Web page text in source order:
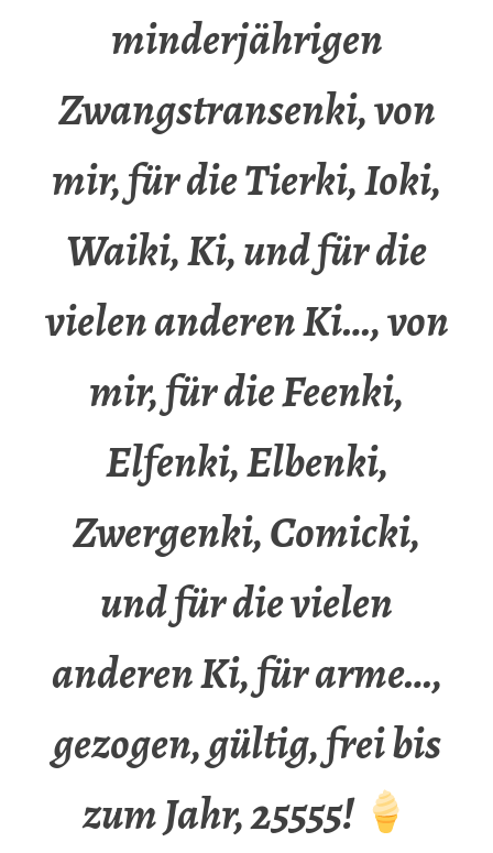
minderjährigen
Zwangstransenki, von
mir, für die Tierki, Ioki,
Waiki, Ki, und für die
vielen anderen Ki…, von
mir, für die Feenki,
Elfenki, Elbenki,
Zwergenki, Comicki,
und für die vielen
anderen Ki, für arme…,
gezogen, gültig, frei bis
zum Jahr, 25555!